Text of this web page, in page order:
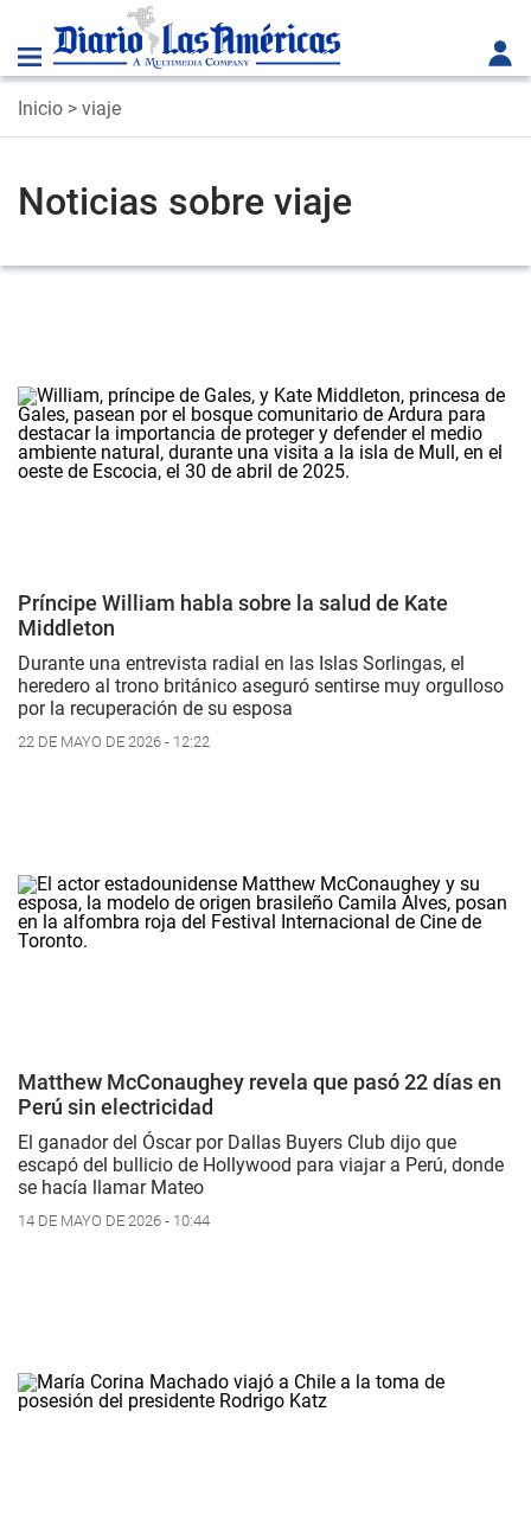
Inicio > viaje
Noticias sobre viaje
Príncipe William habla sobre la salud de Kate
Middleton
Durante una entrevista radial en las Islas Sorlingas, el
heredero al trono británico aseguró sentirse muy orgulloso
por la recuperación de su esposa
22 DE MAYO DE 2026 - 12:22
Matthew McConaughey revela que pasó 22 días en
Perú sin electricidad
El ganador del Óscar por Dallas Buyers Club dijo que
escapó del bullicio de Hollywood para viajar a Perú, donde
se hacía llamar Mateo
14 DE MAYO DE 2026 - 10:44